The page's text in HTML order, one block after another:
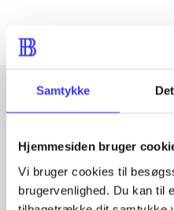
Samtykke
Hjemmesiden bruger
Vi bruger cookies til
brugervenlighed. Du kan til
Fra